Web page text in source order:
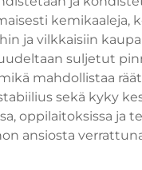
kemikaaleja,
ja vilkkaisiin
suljetut
mahdollistaa
sekä kyky
oppilaitoksissa ja
ansiosta